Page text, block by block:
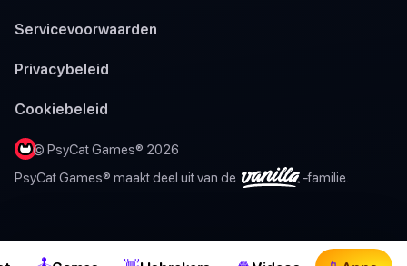
Servicevoorwaarden
Privacybeleid
Cookiebeleid
© PsyCat Games® 2026
PsyCat Games® maakt deel uit van de
-familie.